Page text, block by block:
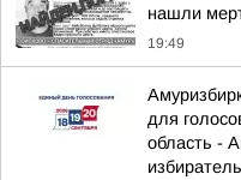
нашли
19:49
для
область -